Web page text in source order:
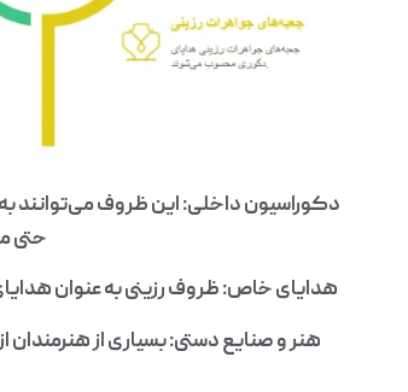
دکوراسیون داخلی: این ظروف می‌توانند
حتی
هدایای خاص: ظروف رزینی به عنوان
هنر و صنایع دستی: بسیاری از